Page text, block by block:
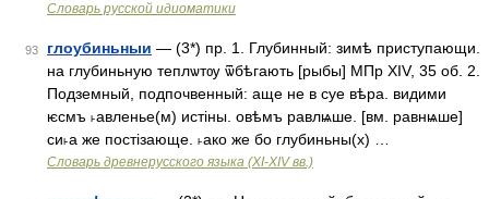
Словарь русской идиоматики
93 глоубиньныи — (3*) пр. 1. Глубинный: зимѣ приступающи.
на глубиньную теплѡтѹ ѿбѣгають [рыбы] МПр XIV, 35 об. 2.
Подземный, подпочвенный: аще не в суе вѣра. видими
ѥсмъ ˫авленье(м) истіны. овѣмъ равлѩше. [вм. равнѩше]
си˫а же постізающе. ˫ако же бо глубиньны(х) …
Словарь древнерусского языка (XI-XIV вв.)